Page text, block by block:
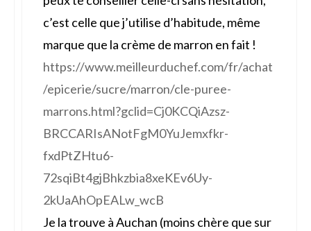
c’est celle que j’utilise d’habitude, même
marque que la crème de marron en fait !
https://www.meilleurduchef.com/fr/achat
/epicerie/sucre/marron/cle-puree-
marrons.html?gclid=Cj0KCQiAzsz-
BRCCARIsANotFgM0YuJemxfkr-
fxdPtZHtu6-
72sqiBt4gjBhkzbia8xeKEv6Uy-
2kUaAhOpEALw_wcB
Je la trouve à Auchan (moins chère que sur